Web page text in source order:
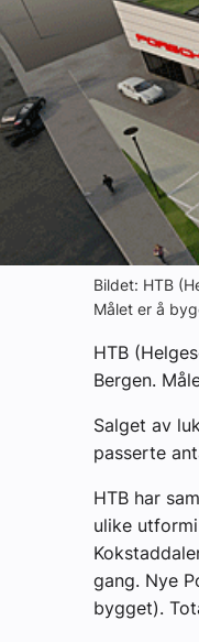
Bildet: HTB
Målet er å
HTB
Bergen.
Salget av
passerte
HTB har
ulike
gang. Nye
bygget).